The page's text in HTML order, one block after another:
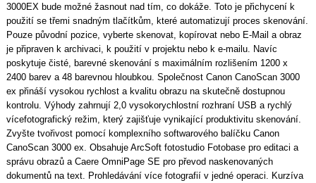
3000EX bude možné žasnout nad tím, co dokáže. Toto je přichycení k
použití se třemi snadným tlačítkům, které automatizují proces skenování.
Pouze původní pozice, vyberte skenovat, kopírovat nebo E-Mail a obraz
je připraven k archivaci, k použití v projektu nebo k e-mailu. Navíc
poskytuje čisté, barevné skenování s maximálním rozlišením 1200 x
2400 barev a 48 barevnou hloubkou. Společnost Canon CanoScan 3000
ex přináší vysokou rychlost a kvalitu obrazu na skutečně dostupnou
kontrolu. Výhody zahrnují 2,0 vysokorychlostní rozhraní USB a rychlý
vícefotografický režim, který zajišťuje vynikající produktivitu skenování.
Zvyšte tvořivost pomocí komplexního softwarového balíčku Canon
CanoScan 3000 ex. Obsahuje ArcSoft fotostudio Fotobase pro editaci a
správu obrazů a Caere OmniPage SE pro převod naskenovaných
dokumentů na text. Prohledávání více fotografií v jedné operaci. Kurzíva